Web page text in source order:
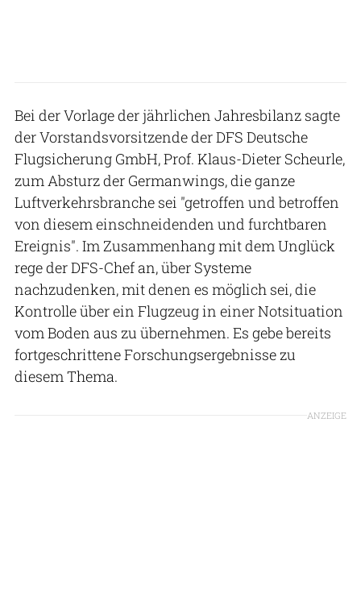
Bei der Vorlage der jährlichen Jahresbilanz sagte
der Vorstandsvorsitzende der DFS Deutsche
Flugsicherung GmbH, Prof. Klaus-Dieter Scheurle,
zum Absturz der Germanwings, die ganze
Luftverkehrsbranche sei "getroffen und betroffen
von diesem einschneidenden und furchtbaren
Ereignis". Im Zusammenhang mit dem Unglück
rege der DFS-Chef an, über Systeme
nachzudenken, mit denen es möglich sei, die
Kontrolle über ein Flugzeug in einer Notsituation
vom Boden aus zu übernehmen. Es gebe bereits
fortgeschrittene Forschungsergebnisse zu
diesem Thema.
ANZEIGE